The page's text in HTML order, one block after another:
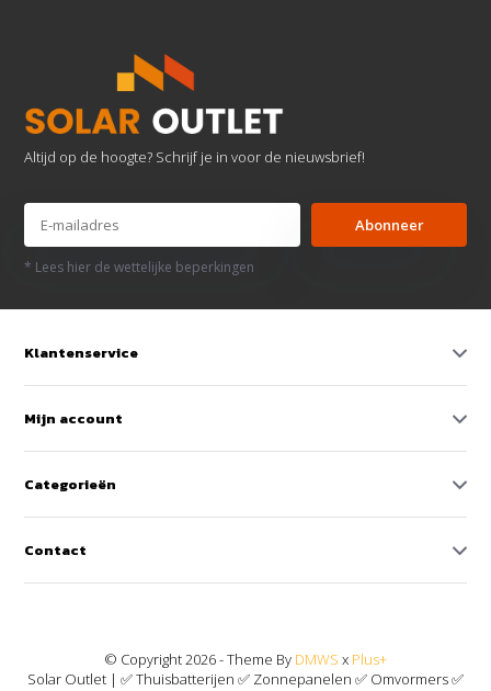
Altijd op de hoogte? Schrijf je in voor de nieuwsbrief!
Abonneer
* Lees hier de wettelijke beperkingen
Klantenservice
Mijn account
Categorieën
Contact
© Copyright 2026 - Theme By DMWS x Plus+
Solar Outlet | ✅ Thuisbatterijen ✅ Zonnepanelen ✅ Omvormers ✅